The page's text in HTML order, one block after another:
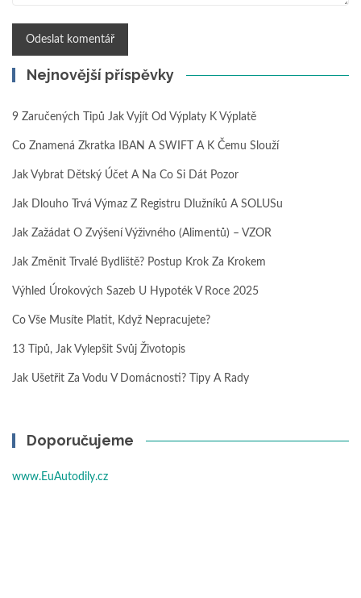
Nejnovější příspěvky
9 Zaručených Tipů Jak Vyjít Od Výplaty K Výplatě
Co Znamená Zkratka IBAN A SWIFT A K Čemu Slouží
Jak Vybrat Dětský Účet A Na Co Si Dát Pozor
Jak Dlouho Trvá Výmaz Z Registru Dlužníků A SOLUSu
Jak Zažádat O Zvýšení Výživného (alimentů) – VZOR
Jak Změnit Trvalé Bydliště? Postup Krok Za Krokem
Výhled Úrokových Sazeb U Hypoték V Roce 2025
Co Vše Musíte Platit, Když Nepracujete?
13 Tipů, Jak Vylepšit Svůj Životopis
Jak Ušetřit Za Vodu V Domácnosti? Tipy A Rady
Doporučujeme
www.EuAutodily.cz